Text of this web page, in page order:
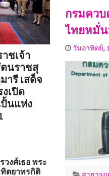
กรมควบ
ไทยหมั่น
วันอาทิตย์,
ชเจ้า
นราชสุ
ารี เสด็จ
เปิด
นแห่ง
วงศ์เธอ พระ
ทิตยาทรกิติ